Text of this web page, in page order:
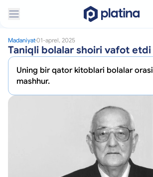
Madaniyat01-aprel, 2025
Taniqli bolalar shoiri vafot etdi
Uning bir qator kitoblari bolalar
mashhur.